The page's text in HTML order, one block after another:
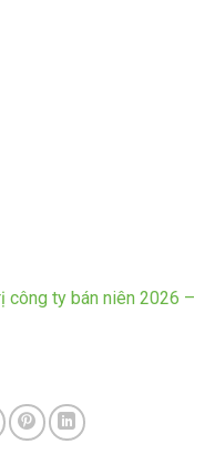
công ty bán niên 2026 –